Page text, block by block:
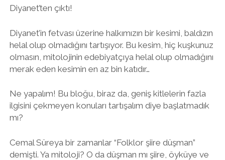
twitterfacebook
instagram
Diyanet’ten çıktı!
Diyanet’in fetvası üzerine halkımızın bir kesimi, baldızın
helal olup olmadığını tartışıyor. Bu kesim, hiç kuşkunuz
olmasın, mitolojinin edebiyatçıya helal olup olmadığını
merak eden kesimin en az bin katıdır…
Ne yapalım! Bu bloğu, biraz da, geniş kitlelerin fazla
ilgisini çekmeyen konuları tartışalım diye başlatmadık
mı?
Cemal Süreya bir zamanlar “Folklor şiire düşman”
demişti. Ya mitoloji? O da düşman mı şiire, öyküye ve